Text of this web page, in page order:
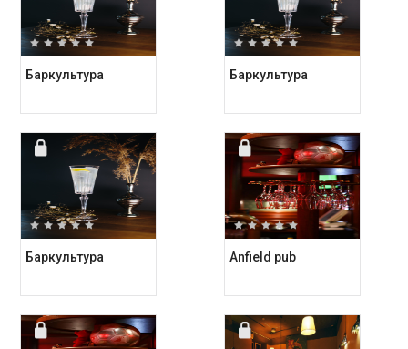
Баркультура Баркультура
Баркультура Anfield pub